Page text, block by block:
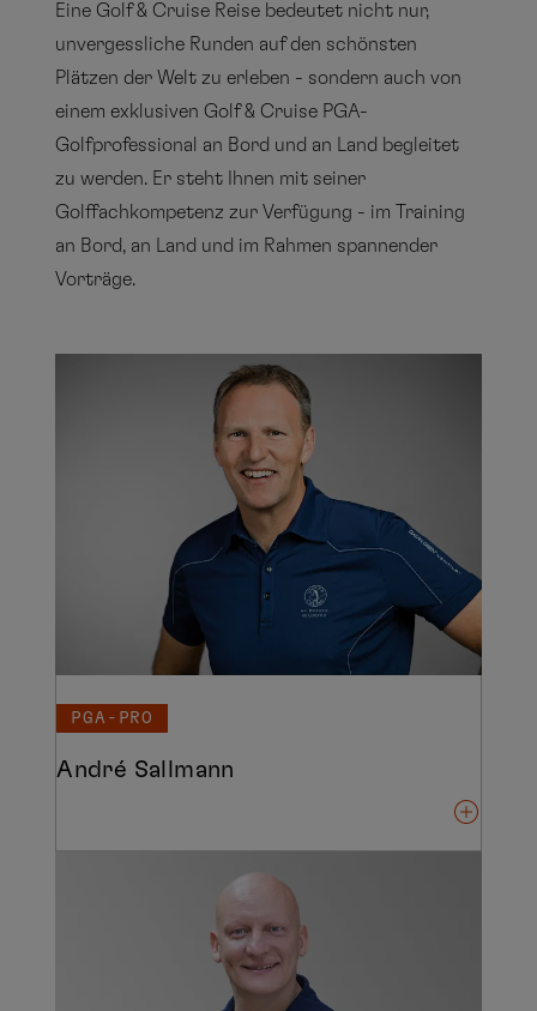
Eine Golf & Cruise Reise bedeutet nicht nur,
unvergessliche Runden auf den schönsten
Plätzen der Welt zu erleben - sondern auch von
einem exklusiven Golf & Cruise PGA-
Golfprofessional an Bord und an Land begleitet
zu werden. Er steht Ihnen mit seiner
Golffachkompetenz zur Verfügung - im Training
an Bord, an Land und im Rahmen spannender
Vorträge.
PGA-PRO
André Sallmann